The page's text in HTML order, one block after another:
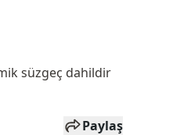
süzgeç dahildir
Paylaş